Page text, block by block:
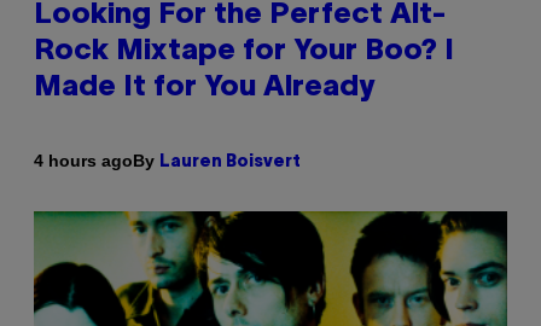
Looking For the Perfect Alt-
Rock Mixtape for Your Boo? I
Made It for You Already
4 hours agoBy Lauren Boisvert